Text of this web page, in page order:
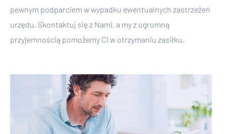
pewnym podparciem w wypadku ewentualnych zastrzeżeń
urzędu. Skontaktuj się z Nami, a my z ogromną
przyjemnością pomożemy Ci w otrzymaniu zasiłku.